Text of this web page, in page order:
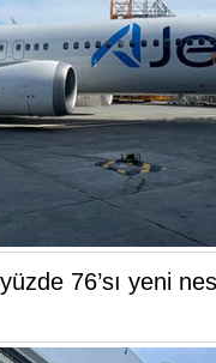
76’sı yeni